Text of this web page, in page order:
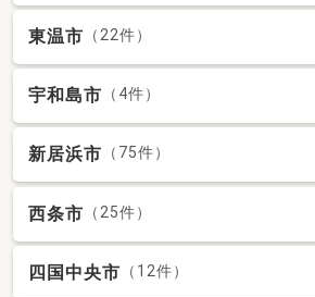
東温市 （22件）
宇和島市 （4件）
新居浜市 （75件）
西条市 （25件）
四国中央市 （12件）